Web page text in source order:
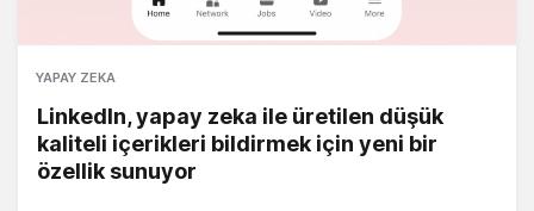
YAPAY ZEKA
LinkedIn, yapay zeka ile üretilen düşük
kaliteli içerikleri bildirmek için yeni bir
özellik sunuyor